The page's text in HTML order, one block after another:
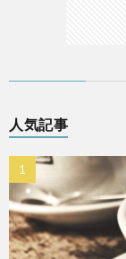
人気記事